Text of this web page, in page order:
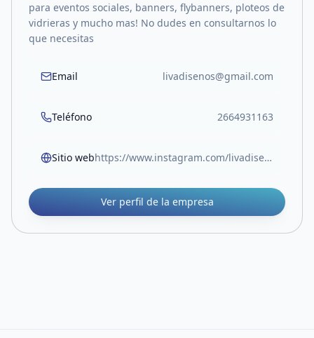
para eventos sociales, banners, flybanners, ploteos de
vidrieras y mucho mas! No dudes en consultarnos lo
que necesitas
Email livadisenos@gmail.com
Teléfono 2664931163
Sitio web https://www.instagram.com/livadisenios/
Ver perfil de la empresa